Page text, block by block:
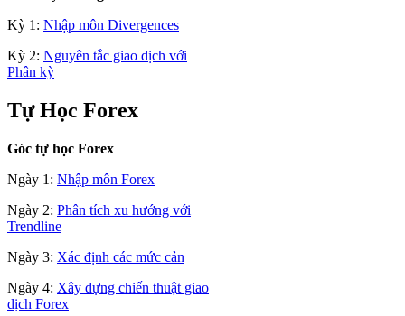
Kỳ 1: Nhập môn Divergences
Kỳ 2: Nguyên tắc giao dịch với
Phân kỳ
Tự Học Forex
Góc tự học Forex
Ngày 1: Nhập môn Forex
Ngày 2: Phân tích xu hướng với
Trendline
Ngày 3: Xác định các mức cản
Ngày 4: Xây dựng chiến thuật giao
dịch Forex